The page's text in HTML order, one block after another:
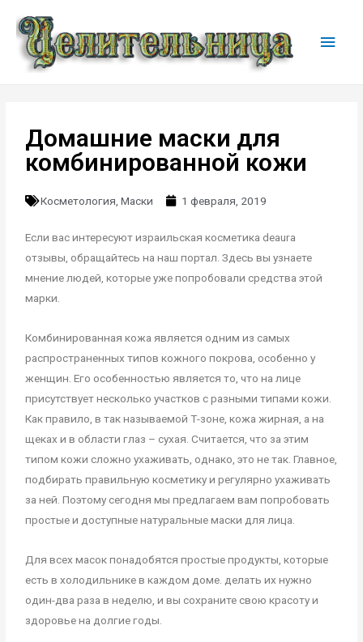
Домашние маски для
комбинированной кожи
Косметология ,Маски 1 февраля, 2019
Если вас интересуют израильская косметика deaura
отзывы, обращайтесь на наш портал. Здесь вы узнаете
мнение людей, которые уже попробовали средства этой
марки.
Комбинированная кожа является одним из самых
распространенных типов кожного покрова, особенно у
женщин. Его особенностью является то, что на лице
присутствует несколько участков с разными типами кожи.
Как правило, в так называемой Т-зоне, кожа жирная, а на
щеках и в области глаз – сухая. Считается, что за этим
типом кожи сложно ухаживать, однако, это не так. Главное,
подбирать правильную косметику и регулярно ухаживать
за ней. Поэтому сегодня мы предлагаем вам попробовать
простые и доступные натуральные маски для лица.
Для всех масок понадобятся простые продукты, которые
есть в холодильнике в каждом доме. делать их нужно
один-два раза в неделю, и вы сохраните свою красоту и
здоровье на долгие годы.